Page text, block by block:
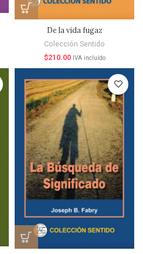
De la vida fugaz
Colección Sentido
$210.00 IVA incluído